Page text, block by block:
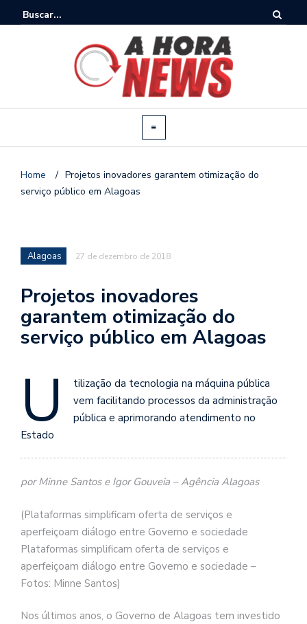
Home / Projetos inovadores garantem otimização do
serviço público em Alagoas
Alagoas 27 de dezembro de 2018
Projetos inovadores
garantem otimização do
serviço público em Alagoas
U
tilização da tecnologia na máquina pública
vem facilitando processos da administração
pública e aprimorando atendimento no
Estado
por Minne Santos e Igor Gouveia – Agência Alagoas
(Plataformas simplificam oferta de serviços e
aperfeiçoam diálogo entre Governo e sociedade
Plataformas simplificam oferta de serviços e
aperfeiçoam diálogo entre Governo e sociedade –
Fotos: Minne Santos)
Nos últimos anos, o Governo de Alagoas tem investido